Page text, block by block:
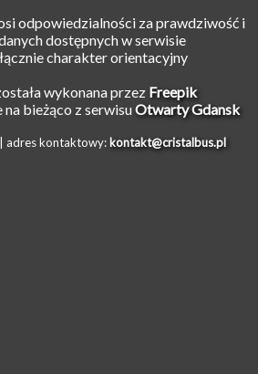
odpowiedzialności za prawdziwość i
dostępnych w serwisie
charakter orientacyjny
wykonana przez Freepik
na bieżąco z serwisuOtwarty Gdansk
adres kontaktowy: kontakt@cristalbus.pl